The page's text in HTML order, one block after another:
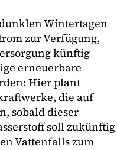
Wintertagen
zur Verfügung,
künftig
erneuerbare
Hier plant
die auf
sobald dieser
soll zukünftig
Vattenfalls zum